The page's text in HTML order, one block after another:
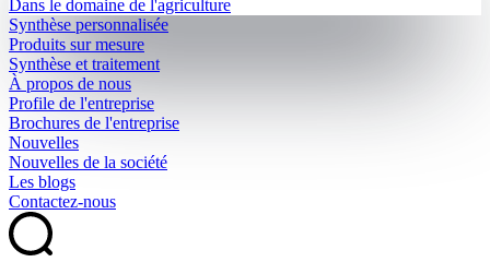
Dans le domaine de l'agriculture
Synthèse personnalisée
Produits sur mesure
Synthèse et traitement
À propos de nous
Profile de l'entreprise
Brochures de l'entreprise
Nouvelles
Nouvelles de la société
Les blogs
Contactez-nous